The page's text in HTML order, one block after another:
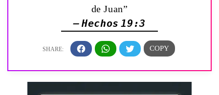
de Juan”
— Hechos 19:3